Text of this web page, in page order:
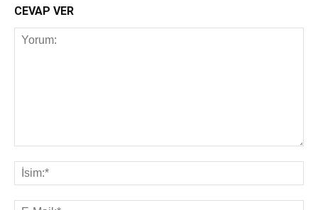
CEVAP VER